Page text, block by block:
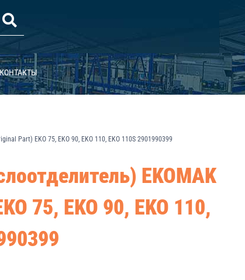
Part) EKO 75, EKO 90, EKO 110, EKO 110S 2901990399
EKOMAK
75, EKO 90, EKO 110,